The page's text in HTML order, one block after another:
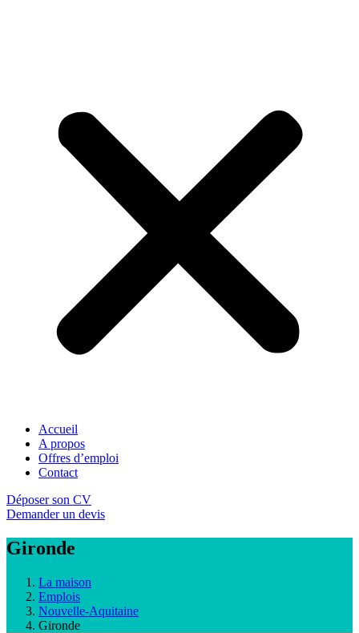
Accueil
A propos
Offres d’emploi
Contact
Déposer son CV
Demander un devis
Gironde
La maison
Emplois
Nouvelle-Aquitaine
Gironde